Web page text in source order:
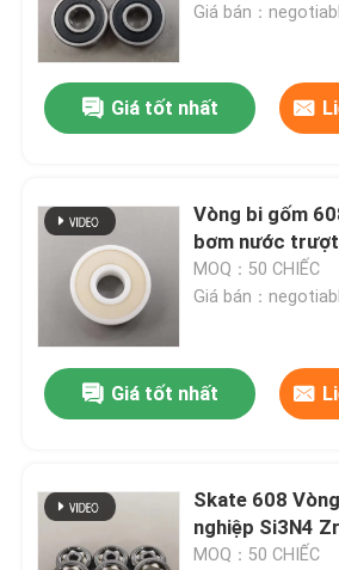
Giá bán：
Giá tốt nhất
Vòng bi gốm
bơm nước
MOQ：50 CHIẾC
Giá bán：
Giá tốt nhất
Skate 608
nghiệp Si3N4
MOQ：50 CHIẾC